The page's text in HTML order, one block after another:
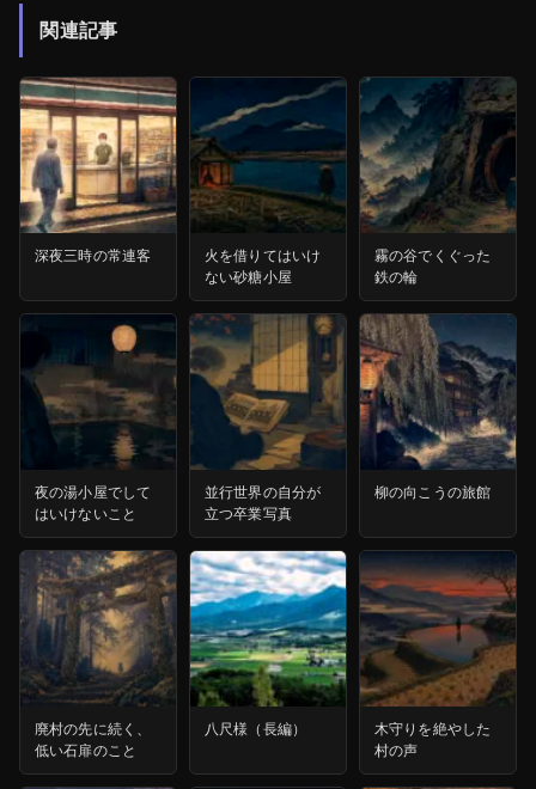
関連記事
深夜三時の常連客
火を借りてはいけ
ない砂糖小屋
霧の谷でくぐった
鉄の輪
夜の湯小屋でして
はいけないこと
並行世界の自分が
立つ卒業写真
柳の向こうの旅館
廃村の先に続く、
低い石扉のこと
八尺様（長編）
木守りを絶やした
村の声